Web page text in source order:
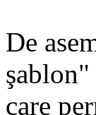
De
care